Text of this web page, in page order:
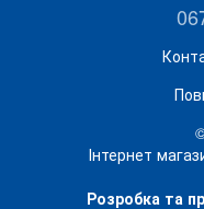
Інтернет
Розробка та